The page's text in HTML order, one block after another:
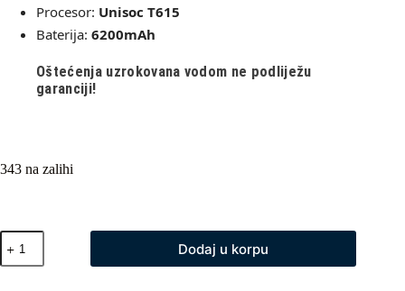
Procesor: Unisoc T615
Baterija: 6200mAh
Oštećenja uzrokovana vodom ne podliježu
garanciji!
343 na zalihi
Cubot
Tab
65
Dodaj u korpu